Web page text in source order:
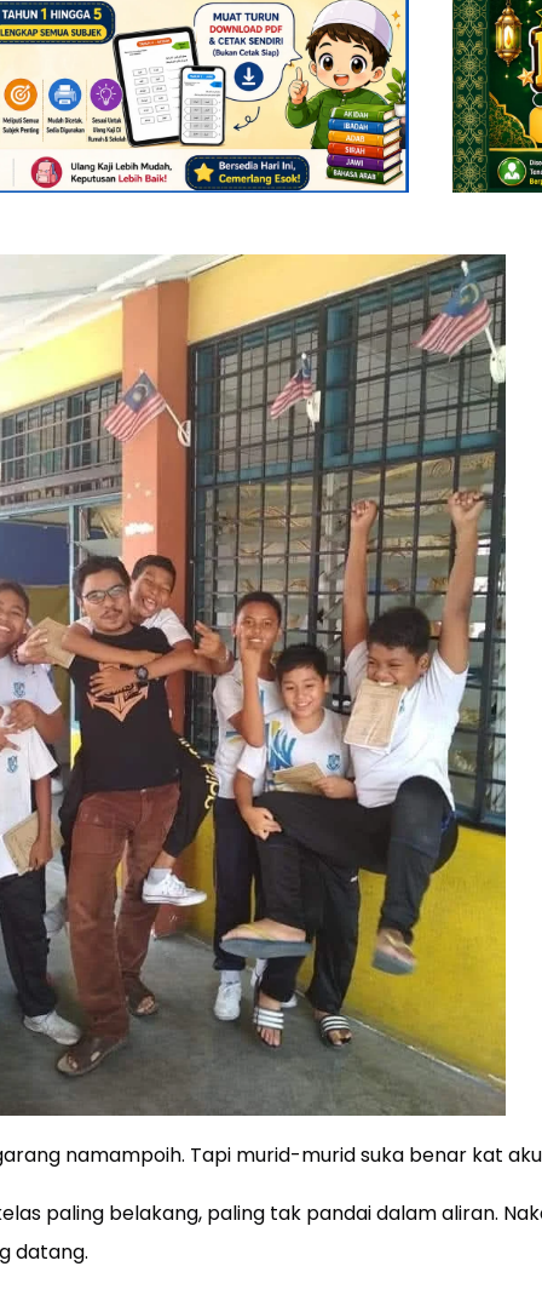
namampoih. Tapi murid-murid suka benar kat
paling belakang, paling tak pandai dalam aliran.
datang.